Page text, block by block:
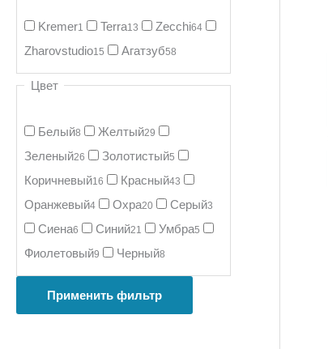
Kremer1 Terra13 Zecchi64
Zharovstudio15 Агатзуб58
Цвет
Белый8 Желтый29
Зеленый26 Золотистый5
Коричневый16 Красный43
Оранжевый4 Охра20 Серый3
Сиена6 Синий21 Умбра5
Фиолетовый9 Черный8
Применить фильтр